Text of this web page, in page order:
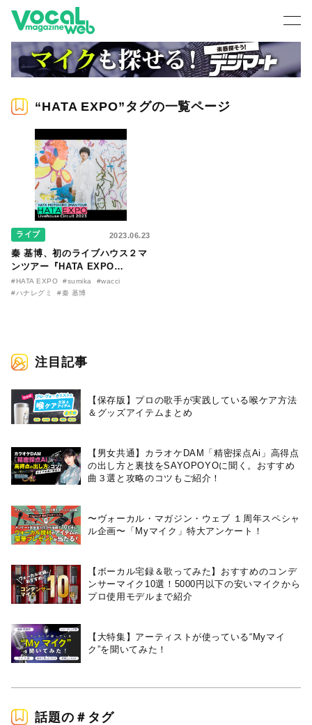
“HATA EXPO”タグの一覧ページ
ライブ 2023.06.23
秦 基博、初のライブハウス２マ
ンツアー『HATA EXPO
Livehouse Circuit 2023』開催
決定！ 対バンはsumika／ハナ
#HATA EXPO #sumika
#wacci
#ハナレグミ
#秦 基博
注目記事
【保存版】プロの歌手が実践している喉ケア⽅法
＆グッズアイテムまとめ
【男女共通】カラオケDAM「精密採点Ai」高得点
の出し方と裏技をSAYOPOYOに聞く。おすすめ
曲３選と攻略のコツもご紹介！
〜ヴォーカル・マガジン・ウェブ １周年スペシャ
ル企画〜「Myマイク」特大アンケート！
【ボーカル宅録＆歌ってみた】おすすめのコンデ
ンサーマイク10選！5000円以下の安いマイクから
プロ使用モデルまで紹介
【大特集】アーティストが使っている“Myマイ
ク”を聞いてみた！
話題の＃タグ